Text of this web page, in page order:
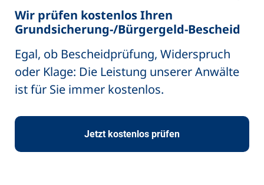
Wir prüfen kostenlos Ihren
Grundsicherung-/Bürgergeld-Bescheid
Egal, ob Bescheidprüfung, Widerspruch
oder Klage: Die Leistung unserer Anwälte
ist für Sie immer kostenlos.
Jetzt kostenlos prüfen